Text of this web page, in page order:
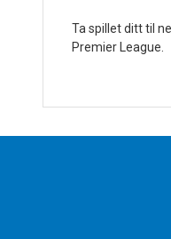
Ta spillet ditt til
Premier League.